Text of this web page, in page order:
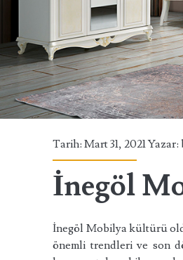
Tarih: Mart 31, 2021 Yazar:
İnegöl
İnegöl Mobilya kültürü
önemli trendleri ve son